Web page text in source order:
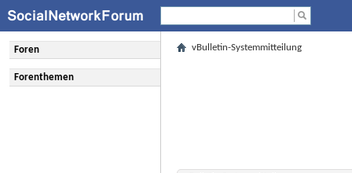
Foren
Forenthemen
vBulletin-Systemmitteilung